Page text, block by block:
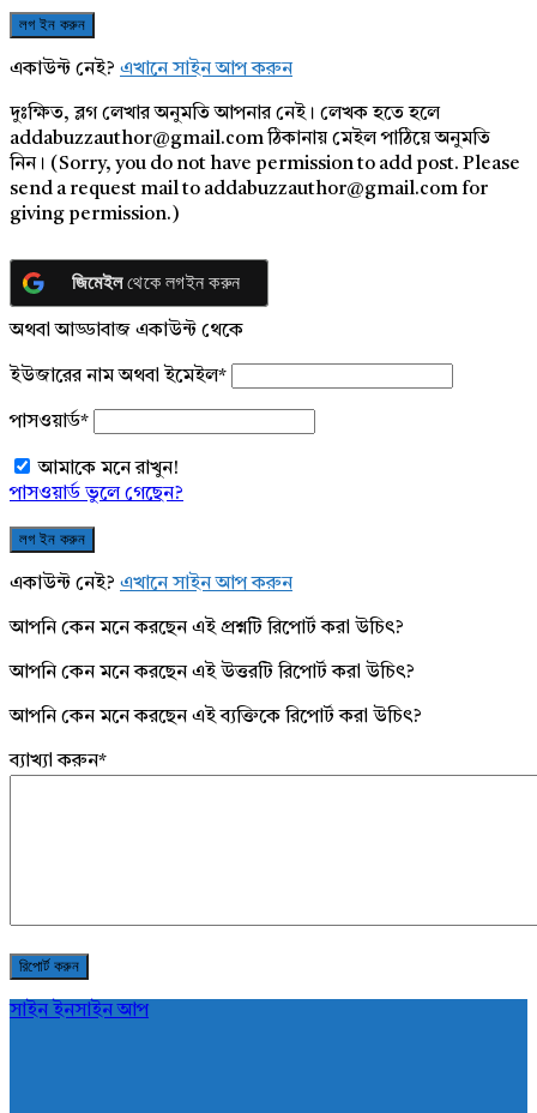
একাউন্ট নেই? এখানে সাইন আপ করুন
দুঃক্ষিত, ব্লগ লেখার অনুমতি আপনার নেই। লেখক হতে হলে
addabuzzauthor@gmail.com ঠিকানায় মেইল পাঠিয়ে অনুমতি
নিন। (Sorry, you do not have permission to add post. Please
send a request mail to addabuzzauthor@gmail.com for
giving permission.)
জিমেইলথেকে লগইন করুন
অথবা আড্ডাবাজ একাউন্ট থেকে
ইউজারের নাম অথবা ইমেইল*
পাসওয়ার্ড*
আমাকে মনে রাখুন!
পাসওয়ার্ড ভুলে গেছেন?
একাউন্ট নেই? এখানে সাইন আপ করুন
আপনি কেন মনে করছেন এই প্রশ্নটি রিপোর্ট করা উচিৎ?
আপনি কেন মনে করছেন এই উত্তরটি রিপোর্ট করা উচিৎ?
আপনি কেন মনে করছেন এই ব্যক্তিকে রিপোর্ট করা উচিৎ?
ব্যাখ্যা করুন*
সাইন ইনসাইন আপ